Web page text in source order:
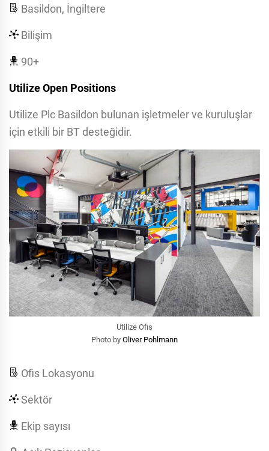
Basildon, İngiltere
Bilişim
90+
Utilize Open Positions
Utilize Plc Basildon bulunan işletmeler ve kuruluşlar
için etkili bir BT desteğidir.
Utilize Ofis
Photo by Oliver Pohlmann
Ofis Lokasyonu
Sektör
Ekip sayısı